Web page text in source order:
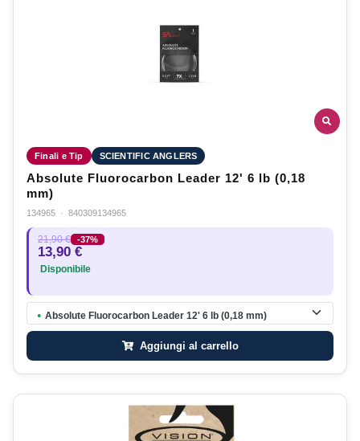
Finali e Tip SCIENTIFIC ANGLERS
Absolute Fluorocarbon Leader 12' 6 lb (0,18
mm)
134965 · 840309134965
21,90 € -37%
13,90 €
Disponibile
● Absolute Fluorocarbon Leader 12' 6 lb (0,18 mm)
Aggiungi al carrello